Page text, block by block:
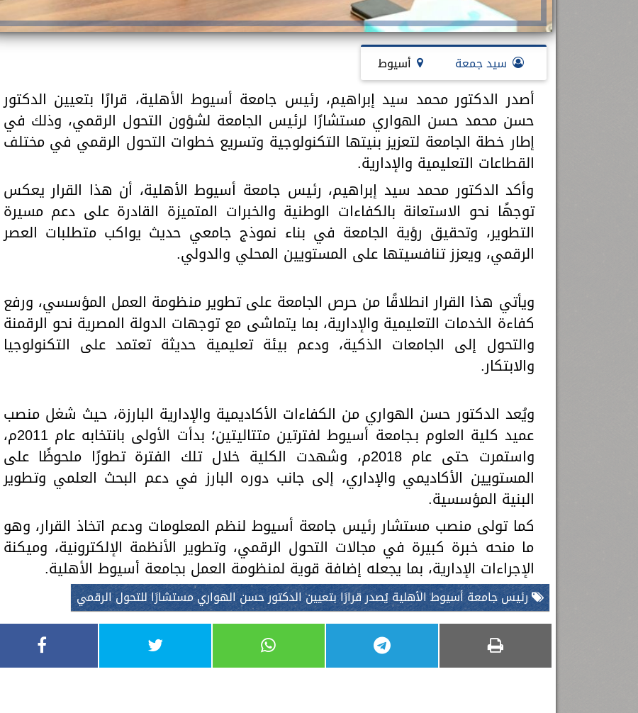
سيد جمعة أسيوط
أصدر الدكتور محمد سيد إبراهيم، رئيس جامعة أسيوط الأهلية، قرارًا بتعيين الدكتور
حسن محمد حسن الهواري مستشارًا لرئيس الجامعة لشؤون التحول الرقمي، وذلك في
إطار خطة الجامعة لتعزيز بنيتها التكنولوجية وتسريع خطوات التحول الرقمي في مختلف
القطاعات التعليمية والإدارية.
وأكد الدكتور محمد سيد إبراهيم، رئيس جامعة أسيوط الأهلية، أن هذا القرار يعكس
توجهًا نحو الاستعانة بالكفاءات الوطنية والخبرات المتميزة القادرة على دعم مسيرة
التطوير، وتحقيق رؤية الجامعة في بناء نموذج جامعي حديث يواكب متطلبات العصر
الرقمي، ويعزز تنافسيتها على المستويين المحلي والدولي.
ويأتي هذا القرار انطلاقًا من حرص الجامعة على تطوير منظومة العمل المؤسسي، ورفع
كفاءة الخدمات التعليمية والإدارية، بما يتماشى مع توجهات الدولة المصرية نحو الرقمنة
والتحول إلى الجامعات الذكية، ودعم بيئة تعليمية حديثة تعتمد على التكنولوجيا
والابتكار.
ويُعد الدكتور حسن الهواري من الكفاءات الأكاديمية والإدارية البارزة، حيث شغل منصب
عميد كلية العلوم بـجامعة أسيوط لفترتين متتاليتين؛ بدأت الأولى بانتخابه عام 2011م،
واستمرت حتى عام 2018م، وشهدت الكلية خلال تلك الفترة تطورًا ملحوظًا على
المستويين الأكاديمي والإداري، إلى جانب دوره البارز في دعم البحث العلمي وتطوير
البنية المؤسسية.
كما تولى منصب مستشار رئيس جامعة أسيوط لنظم المعلومات ودعم اتخاذ القرار، وهو
ما منحه خبرة كبيرة في مجالات التحول الرقمي، وتطوير الأنظمة الإلكترونية، وميكنة
الإجراءات الإدارية، بما يجعله إضافة قوية لمنظومة العمل بجامعة أسيوط الأهلية.
رئيس جامعة أسيوط الأهلية يُصدر قرارًا بتعيين الدكتور حسن الهواري مستشارًا للتحول الرقمي